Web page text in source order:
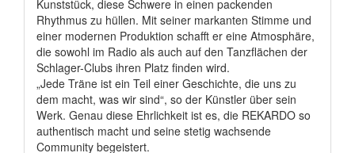
Kunststück, diese Schwere in einen packenden
Rhythmus zu hüllen. Mit seiner markanten Stimme und
einer modernen Produktion schafft er eine Atmosphäre,
die sowohl im Radio als auch auf den Tanzflächen der
Schlager-Clubs ihren Platz finden wird.
„Jede Träne ist ein Teil einer Geschichte, die uns zu
dem macht, was wir sind“, so der Künstler über sein
Werk. Genau diese Ehrlichkeit ist es, die REKARDO so
authentisch macht und seine stetig wachsende
Community begeistert.